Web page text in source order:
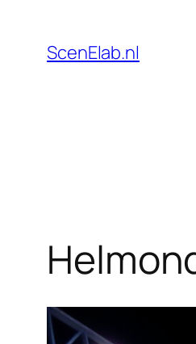
content
ScenElab.nl